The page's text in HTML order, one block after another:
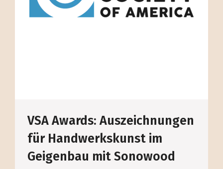
VSA Awards: Auszeichnungen
für Handwerkskunst im
Geigenbau mit Sonowood